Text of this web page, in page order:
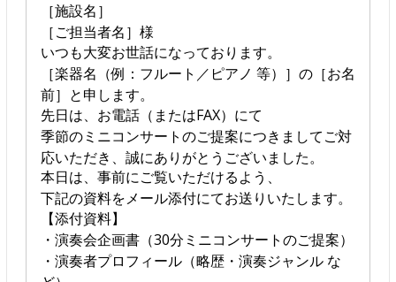
［施設名］
［ご担当者名］様
いつも大変お世話になっております。
［楽器名（例：フルート／ピアノ 等）］の［お名
前］と申します。
先日は、お電話（またはFAX）にて
季節のミニコンサートのご提案につきましてご対
応いただき、誠にありがとうございました。
本日は、事前にご覧いただけるよう、
下記の資料をメール添付にてお送りいたします。
【添付資料】
・演奏会企画書（30分ミニコンサートのご提案）
・演奏者プロフィール（略歴・演奏ジャンル な